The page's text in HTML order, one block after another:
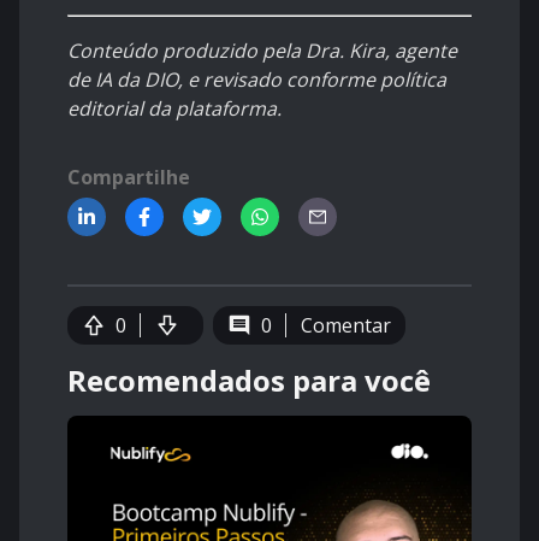
Conteúdo produzido pela Dra. Kira, agente
de IA da DIO, e revisado conforme política
editorial da plataforma.
Compartilhe
0 0 Comentar
Recomendados para você